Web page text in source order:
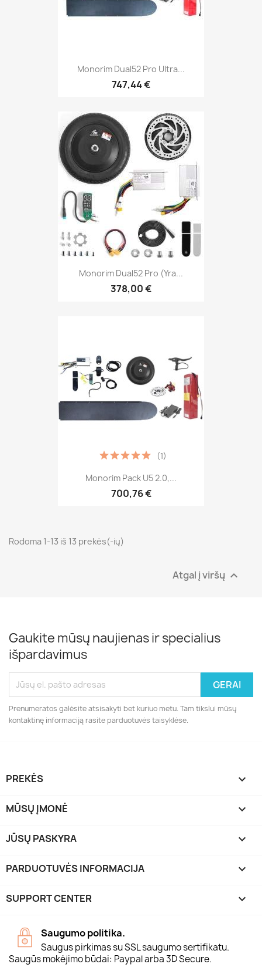
Monorim Dual52 Pro Ultra...
747,44 €
Monorim Dual52 Pro (yra...
378,00 €
Monorim Pack U5 2.0,...
700,76 €
(1)
Rodoma 1-13 iš 13 prekės(-ių)
Atgal į viršų 
Gaukite mūsų naujienas ir specialius
išpardavimus
Prenumeratos galėsite atsisakyti bet kuriuo metu. Tam tikslui mūsų
kontaktinę informaciją rasite parduotuvės taisyklėse.
PREKĖS 
MŪSŲ ĮMONĖ 
JŪSŲ PASKYRA 
PARDUOTUVĖS INFORMACIJA keyboard_arrow_down
SUPPORT CENTER 
Saugumo politika.
Saugus pirkimas su SSL saugumo sertifikatu.
Saugūs mokėjimo būdai: Paypal arba 3D Secure.